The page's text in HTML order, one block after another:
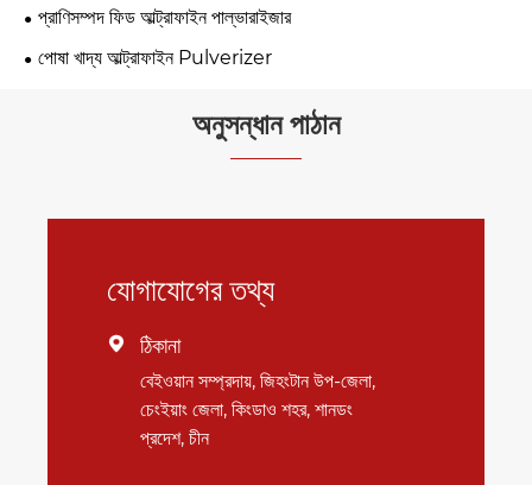
প্রাণিসম্পদ ফিড আল্ট্রাফাইন পাল্ভারাইজার
পোষা খাদ্য আল্ট্রাফাইন Pulverizer
অনুসন্ধান পাঠান
যোগাযোগের তথ্য
 ঠিকানা
বেইওয়ান সম্প্রদায়, জিহংটান উপ-জেলা,
চেংইয়াং জেলা, কিংডাও শহর, শানডং
প্রদেশ, চীন